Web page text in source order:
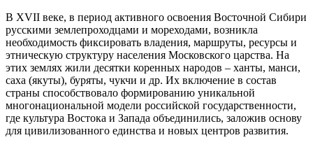
В XVII веке, в период активного освоения Восточной Сибири
русскими землепроходцами и мореходами, возникла
необходимость фиксировать владения, маршруты, ресурсы и
этническую структуру населения Московского царства. На
этих землях жили десятки коренных народов – ханты, манси,
саха (якуты), буряты, чукчи и др. Их включение в состав
страны способствовало формированию уникальной
многонациональной модели российской государственности,
где культура Востока и Запада объединились, заложив основу
для цивилизованного единства и новых центров развития.